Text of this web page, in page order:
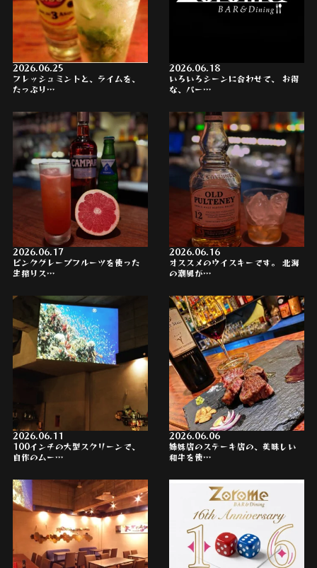
2026.06.25
フレッシュミントと、ライムを、
たっぷり…
2026.06.18
いろいろシーンに合わせて、 お得
な、パー…
2026.06.17
ピンクグレープフルーツを使った
生搾りス…
2026.06.16
オススメのウイスキーです。 北海
の潮風が…
2026.06.11
100インチの大型スクリーンで、
自作のムー…
2026.06.06
姉妹店のステーキ店の、美味しい
和牛を使…